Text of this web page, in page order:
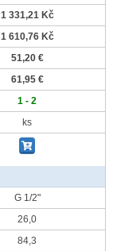
1 331,21 Kč
1 610,76 Kč
51,20 €
61,95 €
1 - 2
ks
G 1/2"
26,0
84,3